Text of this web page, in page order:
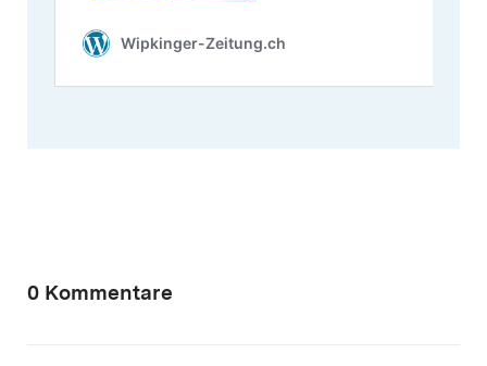
0 Kommentare